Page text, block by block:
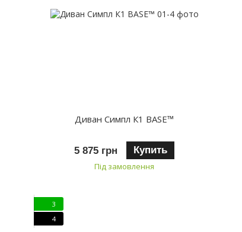
Диван Симпл К1 BASE™
5 875 грн Купить
Під замовлення
3
4